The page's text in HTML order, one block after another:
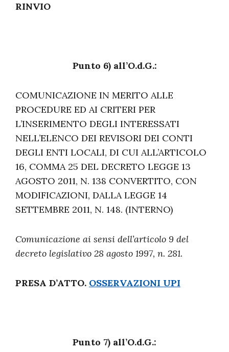
RINVIO
Punto 6) all’O.d.G.:
COMUNICAZIONE IN MERITO ALLE
PROCEDURE ED AI CRITERI PER
L’INSERIMENTO DEGLI INTERESSATI
NELL’ELENCO DEI REVISORI DEI CONTI
DEGLI ENTI LOCALI, DI CUI ALL’ARTICOLO
16, COMMA 25 DEL DECRETO LEGGE 13
AGOSTO 2011, N. 138 CONVERTITO, CON
MODIFICAZIONI, DALLA LEGGE 14
SETTEMBRE 2011, N. 148. (INTERNO)
Comunicazione ai sensi dell’articolo 9 del
decreto legislativo 28 agosto 1997, n. 281.
PRESA D’ATTO. OSSERVAZIONI UPI
Punto 7) all’O.d.G.: